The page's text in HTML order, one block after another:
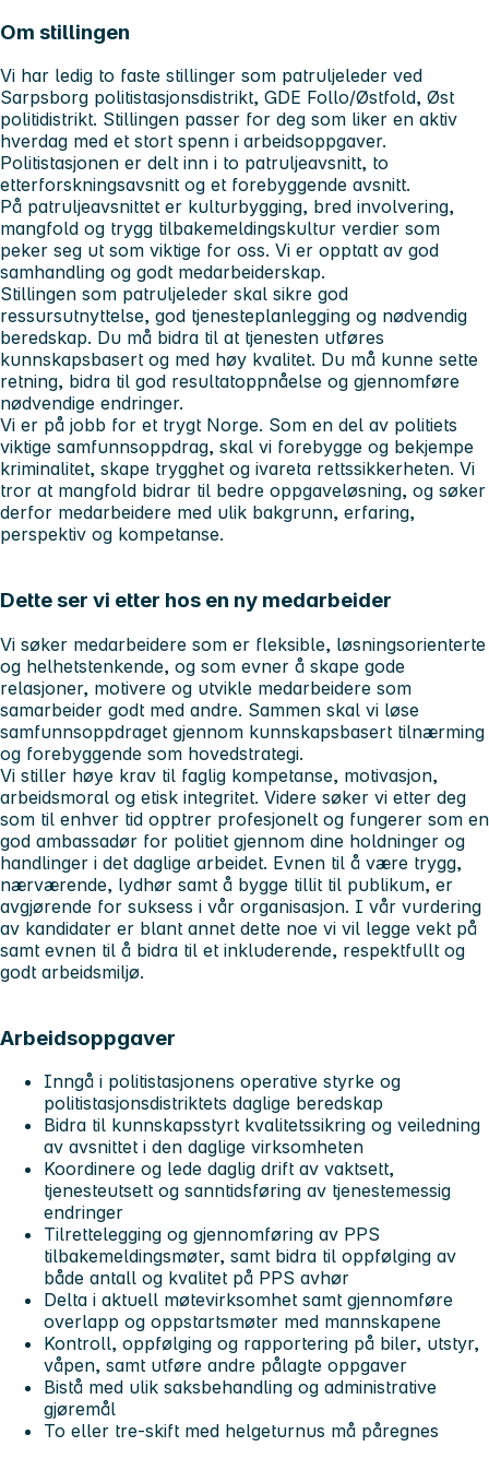
Om stillingen
Vi har ledig to faste stillinger som patruljeleder ved
Sarpsborg politistasjonsdistrikt, GDE Follo/Østfold, Øst
politidistrikt. Stillingen passer for deg som liker en aktiv
hverdag med et stort spenn i arbeidsoppgaver.
Politistasjonen er delt inn i to patruljeavsnitt, to
etterforskningsavsnitt og et forebyggende avsnitt.
På patruljeavsnittet er kulturbygging, bred involvering,
mangfold og trygg tilbakemeldingskultur verdier som
peker seg ut som viktige for oss. Vi er opptatt av god
samhandling og godt medarbeiderskap.
Stillingen som patruljeleder skal sikre god
ressursutnyttelse, god tjenesteplanlegging og nødvendig
beredskap. Du må bidra til at tjenesten utføres
kunnskapsbasert og med høy kvalitet. Du må kunne sette
retning, bidra til god resultatoppnåelse og gjennomføre
nødvendige endringer.
Vi er på jobb for et trygt Norge. Som en del av politiets
viktige samfunnsoppdrag, skal vi forebygge og bekjempe
kriminalitet, skape trygghet og ivareta rettssikkerheten. Vi
tror at mangfold bidrar til bedre oppgaveløsning, og søker
derfor medarbeidere med ulik bakgrunn, erfaring,
perspektiv og kompetanse.
Dette ser vi etter hos en ny medarbeider
Vi søker medarbeidere som er fleksible, løsningsorienterte
og helhetstenkende, og som evner å skape gode
relasjoner, motivere og utvikle medarbeidere som
samarbeider godt med andre. Sammen skal vi løse
samfunnsoppdraget gjennom kunnskapsbasert tilnærming
og forebyggende som hovedstrategi.
Vi stiller høye krav til faglig kompetanse, motivasjon,
arbeidsmoral og etisk integritet. Videre søker vi etter deg
som til enhver tid opptrer profesjonelt og fungerer som en
god ambassadør for politiet gjennom dine holdninger og
handlinger i det daglige arbeidet. Evnen til å være trygg,
nærværende, lydhør samt å bygge tillit til publikum, er
avgjørende for suksess i vår organisasjon. I vår vurdering
av kandidater er blant annet dette noe vi vil legge vekt på
samt evnen til å bidra til et inkluderende, respektfullt og
godt arbeidsmiljø.
Arbeidsoppgaver
Inngå i politistasjonens operative styrke og
politistasjonsdistriktets daglige beredskap
Bidra til kunnskapsstyrt kvalitetssikring og veiledning
av avsnittet i den daglige virksomheten
Koordinere og lede daglig drift av vaktsett,
tjenesteutsett og sanntidsføring av tjenestemessig
endringer
Tilrettelegging og gjennomføring av PPS
tilbakemeldingsmøter, samt bidra til oppfølging av
både antall og kvalitet på PPS avhør
Delta i aktuell møtevirksomhet samt gjennomføre
overlapp og oppstartsmøter med mannskapene
Kontroll, oppfølging og rapportering på biler, utstyr,
våpen, samt utføre andre pålagte oppgaver
Bistå med ulik saksbehandling og administrative
gjøremål
To eller tre-skift med helgeturnus må påregnes